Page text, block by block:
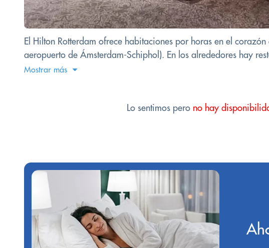
El Hilton Rotterdam ofrece habitaciones por horas en el
aeropuerto de Ámsterdam-Schiphol). En los alrededores hay
Mostrar más
Lo sentimos pero no hay